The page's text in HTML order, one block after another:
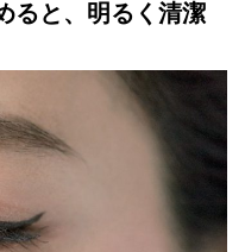
ると、明るく清潔